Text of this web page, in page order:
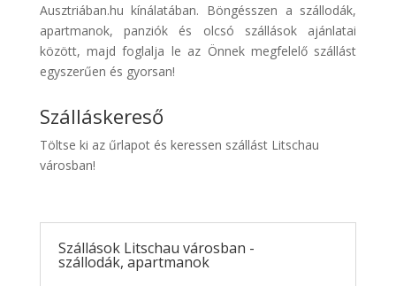
Discover
Cars
Transzfer
Kiwi
Taxi
Ausztriában.hu kínálatában. Böngésszen a szállodák,
apartmanok, panziók és olcsó szállások ajánlatai
között, majd foglalja le az Önnek megfelelő szállást
egyszerűen és gyorsan!
Szálláskereső
Töltse ki az űrlapot és keressen szállást Litschau
városban!
Szállások Litschau városban -
szállodák, apartmanok